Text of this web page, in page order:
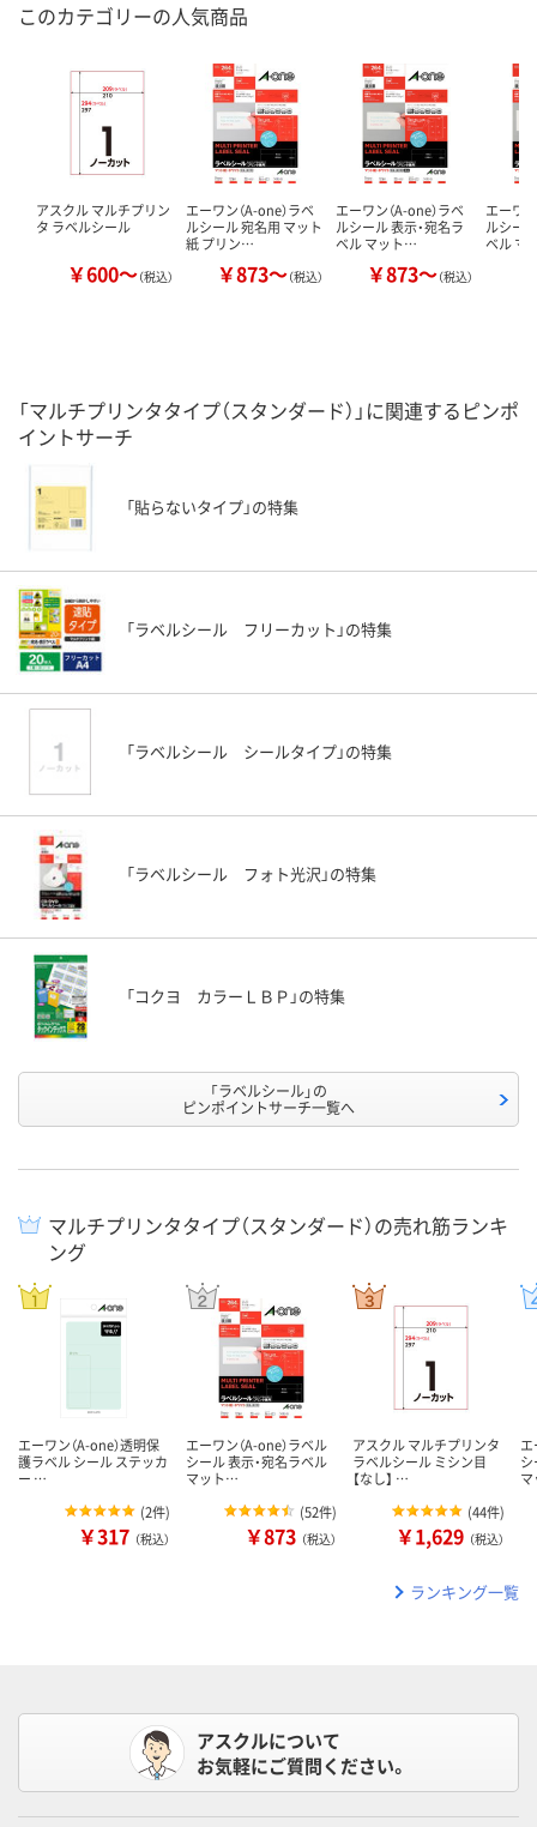
このカテゴリーの人気商品
アスクル マルチプリン
タ ラベルシール
￥600～（税込）
エーワン（A-one）ラベ
ルシール 宛名用 マット
紙 プリン…
￥873～（税込）
エーワン（A-one）ラベ
ルシール 表示・宛名ラ
ベル マット…
￥873～（税込）
エーワ
ルシー
ベル マ
「マルチプリンタタイプ（スタンダード）」に関連するピンポ
イントサーチ
「貼らないタイプ」の特集
「ラベルシール フリーカット」の特集
「ラベルシール シールタイプ」の特集
「ラベルシール フォト光沢」の特集
「コクヨ カラーＬＢＰ」の特集
「ラベルシール」の
ピンポイントサーチ一覧へ
マルチプリンタタイプ（スタンダード）の売れ筋ランキ
ング
エーワン（A-one）透明保
護ラベル シール ステッカ
ー …
(2件)
￥317 （税込）
エーワン（A-one）ラベル
シール 表示・宛名ラベル
マット…
(52件)
￥873 （税込）
アスクル マルチプリンタ
ラベルシール ミシン目
【なし】 …
(44件)
￥1,629 （税込）
エ
シ
ランキング一覧
アスクルについて
お気軽にご質問ください。